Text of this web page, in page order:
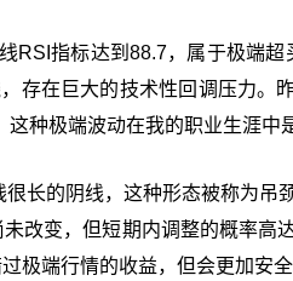
指标达到88.7，属于极端超
存在巨大的技术性回调压力。
种极端波动在我的职业生涯中
长的阴线，这种形态被称为吊
改变，但短期内调整的概率高
极端行情的收益，但会更加安全